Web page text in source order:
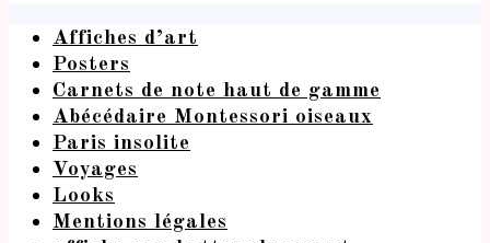
Affiches d’art
Posters
Carnets de note haut de gamme
Abécédaire Montessori oiseaux
Paris insolite
Voyages
Looks
Mentions légales